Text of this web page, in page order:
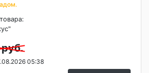
05:38